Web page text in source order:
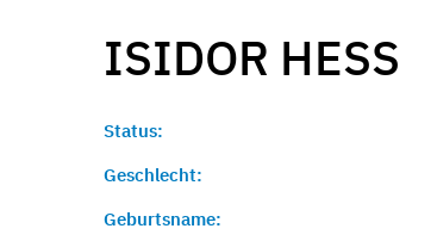
ISIDOR HESS
Status:
Geschlecht:
Geburtsname: